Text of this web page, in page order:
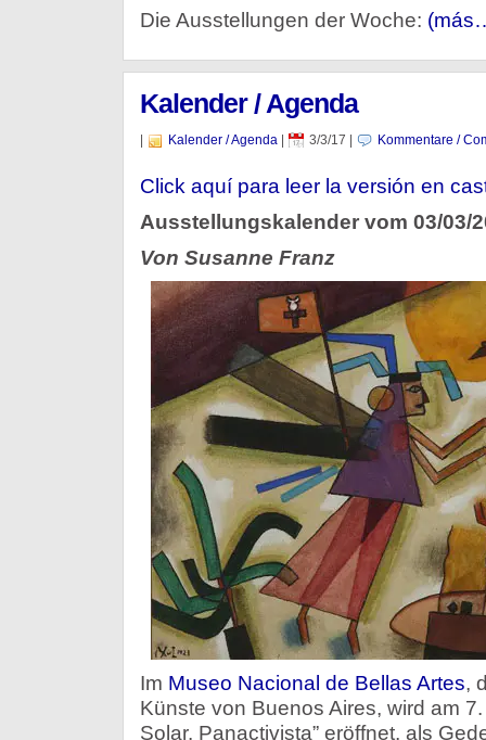
Die Ausstellungen der Woche:
Kalender / Agenda
Kalender / Agenda| 3/3/17 Kommentare /
Click aquí para leer la versión en
Ausstellungskalender vom 03/03/
Von Susanne Franz
Im Museo Nacional de Bellas Artes,
Künste von Buenos Aires, wird am
Solar. Panactivista” eröffnet, als